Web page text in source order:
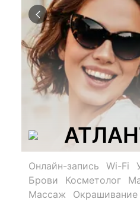
Онлайн-запись Wi-Fi
Брови
Косметолог
Массаж
Окрашивание